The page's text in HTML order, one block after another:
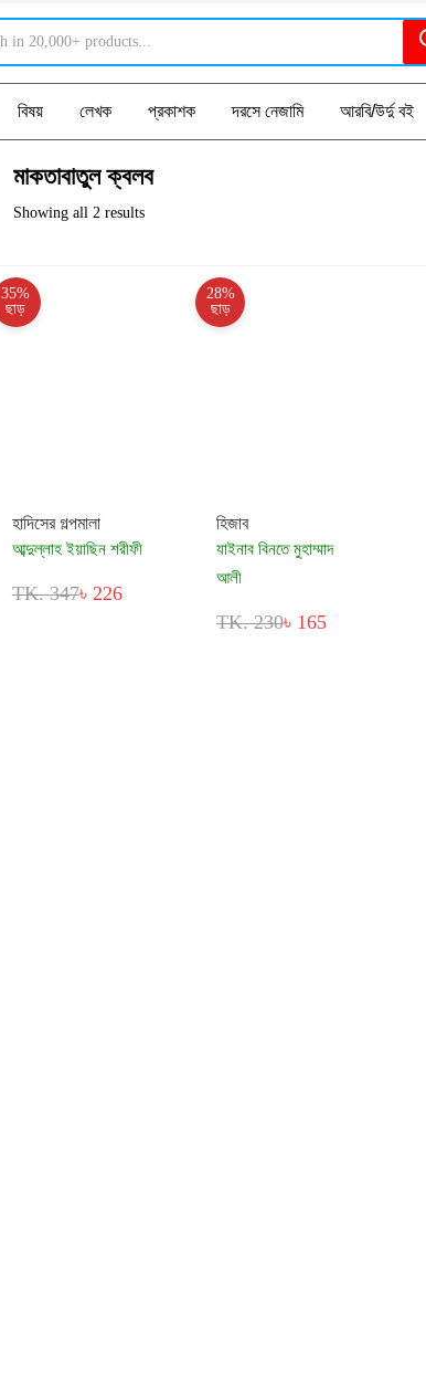
বিষয় লেখক প্রকাশক দরসে নেজামি আরবি/উর্দু বই
মাকতাবাতুল ক্বলব
Showing all 2 results
35%
ছাড়
হাদিসের গল্পমালা
আব্দুল্লাহ ইয়াছিন শরীফী
TK. 347৳ 226
28%
ছাড়
হিজাব
যাইনাব বিনতে মুহাম্মাদ
আলী
TK. 230৳ 165